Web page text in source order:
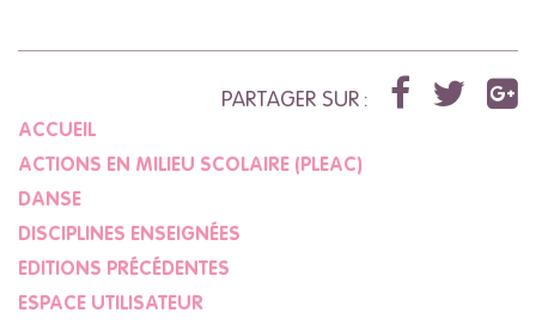
PARTAGER SUR :
ACCUEIL
ACTIONS EN MILIEU SCOLAIRE (PLEAC)
DANSE
DISCIPLINES ENSEIGNÉES
EDITIONS PRÉCÉDENTES
ESPACE UTILISATEUR